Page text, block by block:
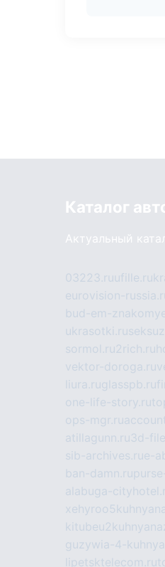
Каталог
Актуальный
03223.ruufille.ru
eurovision-
bud-em-
ukrasotki.ru
sormol.ru2rich.ru
vektor-doroga.ru
liura.ruglasspb.ru
one-life-story.ru
ops-mgr.ru
atillagunn.ru3d-
sib-archives.rue-
ban-damn.ru
alabuga-
guzywia-4-
lipetsktelecom.ru